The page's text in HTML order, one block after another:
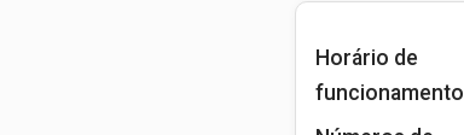
Horário de
funcionamento